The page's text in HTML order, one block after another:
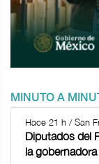
MINUTO A
Hace 21 h / San
Diputados del
la